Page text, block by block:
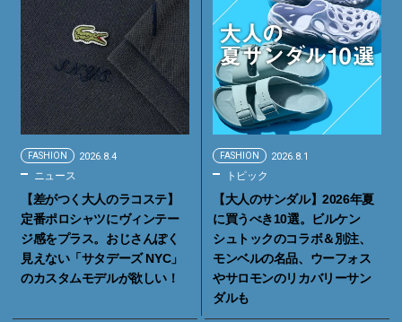
FASHION 2026.8.4
ニュース
【差がつく大人のラコステ】
定番ポロシャツにヴィンテー
ジ感をプラス。おじさんぽく
見えない「サタデーズ NYC」
のカスタムモデルが欲しい！
FASHION 2026.8.1
トピック
【大人のサンダル】2026年夏
に買うべき10選。ビルケン
シュトックのコラボ＆別注、
モンベルの名品、ウーフォス
やサロモンのリカバリーサン
ダルも